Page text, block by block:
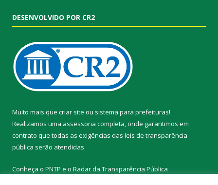
DESENVOLVIDO POR CR2
Muito mais que criar site ou sistema para prefeituras!
Realizamos uma assessoria completa, onde garantimos em
contrato que todas as exigências das leis de transparência
pública serão atendidas.
Conheça o PNTP e o Radar da Transparência Pública